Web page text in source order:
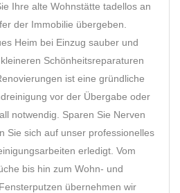
Ihre alte Wohnstätte tadellos an
der Immobilie übergeben.
Heim bei Einzug sauber und
Schönheitsreparaturen
ist eine gründliche
vor der Übergabe oder
notwendig. Sparen Sie Nerven
Sie sich auf unser professionelles
erledigt. Vom
bis hin zum Wohn- und
übernehmen wir